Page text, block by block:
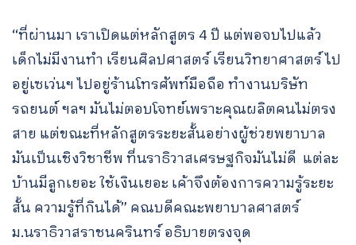
“ที่ผ่านมา เราเปิดแต่หลักสูตร 4 ปี แต่พอจบไปแล้ว
เด็กไม่มีงานทำ เรียนศิลปศาสตร์ เรียนวิทยาศาสตร์ ไป
อยู่เซเว่นฯ ไปอยู่ร้านโทรศัพท์มือถือ ทำงานบริษัท
รถยนต์ ฯลฯ มันไม่ตอบโจทย์เพราะคุณผลิตคนไม่ตรง
สาย แต่ขณะที่หลักสูตรระยะสั้นอย่างผู้ช่วยพยาบาล
มันเป็นเชิงวิชาชีพ ที่นราธิวาสเศรษฐกิจมันไม่ดี แต่ละ
บ้านมีลูกเยอะ ใช้เงินเยอะ เค้าจึงต้องการความรู้ระยะ
สั้น ความรู้ที่กินได้” คณบดีคณะพยาบาลศาสตร์
ม.นราธิวาสราชนครินทร์ อธิบายตรงจุด